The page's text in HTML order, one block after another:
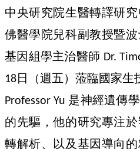
中央研究院生醫轉譯研
佛醫學院兒科副教授暨
基因組學主治醫師 Dr.
18 日（週五）蒞臨國家生
Professor Yu 是神經遺傳
的先驅，他的研究專注
轉解析、以及基因導向